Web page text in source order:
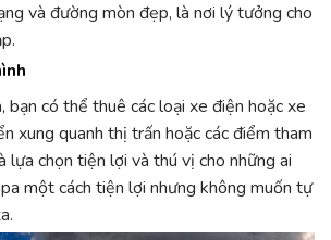
và đường mòn đẹp, là nơi lý tưởng cho
bạn có thể thuê các loại xe điện hoặc xe
xung quanh thị trấn hoặc các điểm tham
lựa chọn tiện lợi và thú vị cho những ai
một cách tiện lợi nhưng không muốn tự